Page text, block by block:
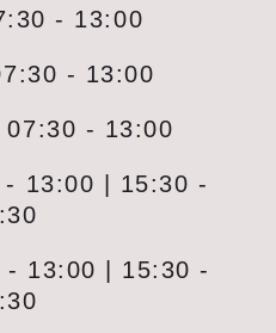
- 13:00
- 13:00
07:30 - 13:00
13:00 | 15:30 -
- 13:00 | 15:30 -